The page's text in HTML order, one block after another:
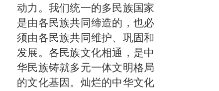
动力。我们统一的多民族国家
是由各民族共同缔造的，也必
须由各民族共同维护、巩固和
发展。各民族文化相通，是中
华民族铸就多元一体文明格局
的文化基因。灿烂的中华文化